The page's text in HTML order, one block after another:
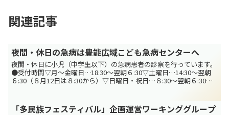
関連記事
夜間・休日の急病は豊能広域こども急病センターへ
夜間・休日に小児（中学生以下）の急病患者の診察を行っています。
●受付時間▽月〜金曜日…18:30〜翌朝６:30▽土曜日…14:30〜翌朝
６:30（８月12日は８:30から）▽日曜日・祝日…８:30〜翌朝６:30診
「多民族フェスティバル」企画運営ワーキンググループ